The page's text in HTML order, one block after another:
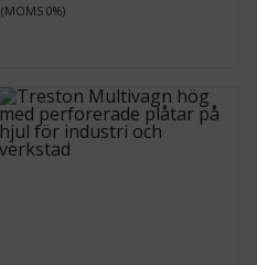
(MOMS 0%)